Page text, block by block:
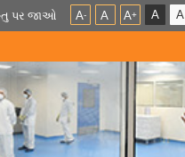
પર જાઓ A- A A+ A A